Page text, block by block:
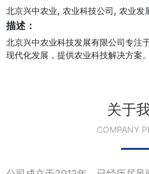
北京兴中农业, 农业科技公司, 农业发
描述：
北京兴中农业科技发展有限公司专注
现代化发展，提供农业科技解决方案。
关于
COMPANY